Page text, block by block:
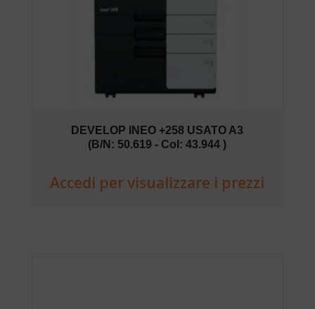
DEVELOP INEO +258 USATO A3
(B/N: 50.619 - Col: 43.944 )
Accedi per visualizzare i prezzi